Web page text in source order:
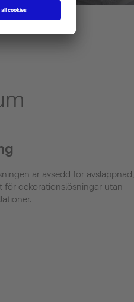
är avsedd för avslappnad,
för dekorationslösningar utan